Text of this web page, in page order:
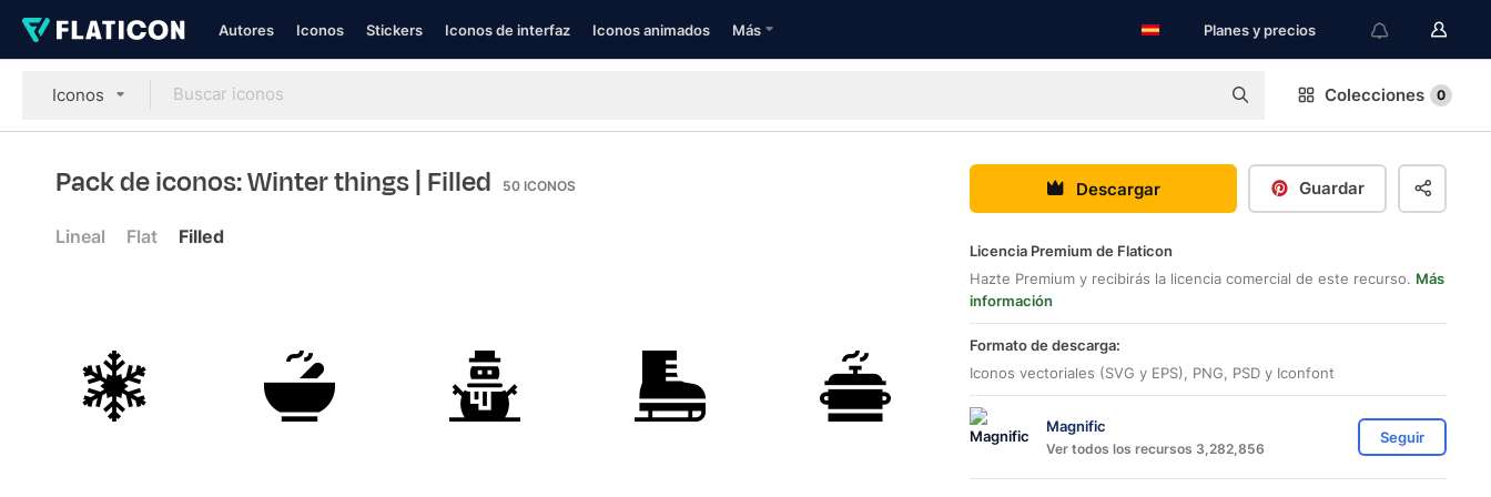
Autores Iconos Stickers Iconos de interfaz Iconos animados Más Planes y precios
Iconos Colecciones 0
Pack de iconos: Winter things| Filled 50 ICONOS
Lineal Flat Filled
Descargar Guardar
Licencia Premium de Flaticon
Hazte Premium y recibirás la licencia comercial de este recurso. Más
información
Formato de descarga:
Iconos vectoriales (SVG y EPS), PNG, PSD y Iconfont
Magnific
Ver todos los recursos 3,282,856
Seguir